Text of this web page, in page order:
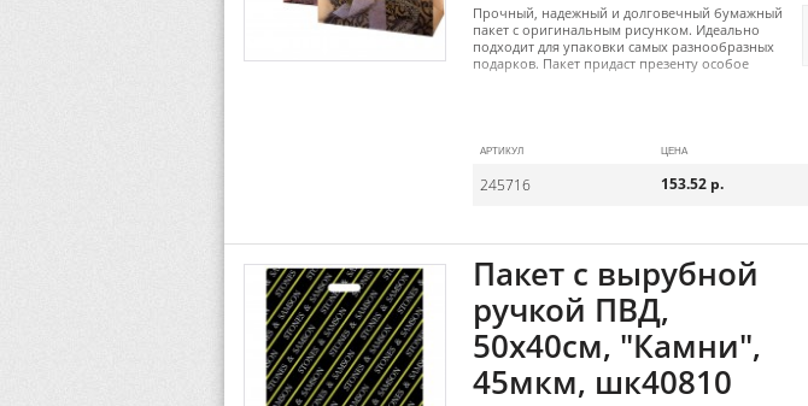
Прочный, надежный и долговечный бумажный
пакет с оригинальным рисунком. Идеально
подходит для упаковки самых разнообразных
подарков. Пакет придаст презенту особое
АРТИКУЛ ЦЕНА
245716 153.52 р.
Пакет с вырубной
ручкой ПВД,
50х40см, "Камни",
45мкм, шк40810